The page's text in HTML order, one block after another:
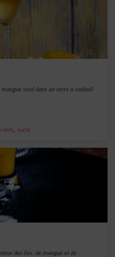
servi dans un verre à cocktail
vert, sucre
des îles, de mangue et de